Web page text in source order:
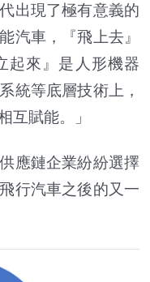
出現了極有意義的
汽車，『飛上去』
起來』是人形機器
統等底層技術上，
互賦能。」
應鏈企業紛紛選擇
行汽車之後的又一